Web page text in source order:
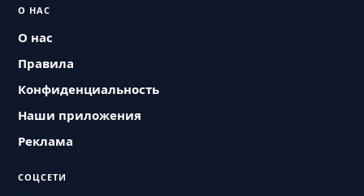
О НАС
О нас
Правила
Конфиденциальность
Наши приложения
Реклама
СОЦСЕТИ